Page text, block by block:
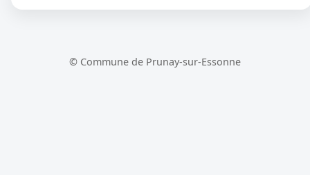
© Commune de Prunay-sur-Essonne